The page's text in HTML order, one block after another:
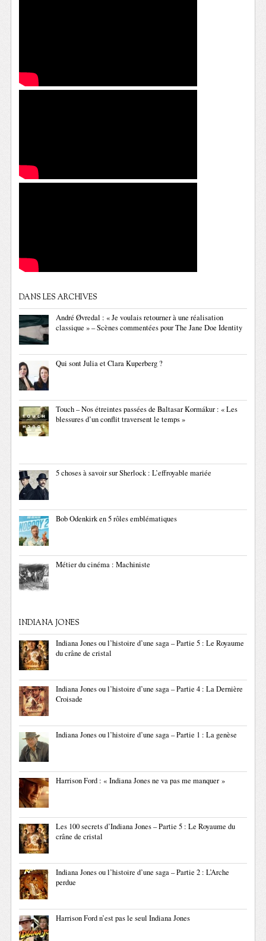
DANS LES ARCHIVES
André Øvredal : « Je voulais retourner à une réalisation
classique » – Scènes commentées pour The Jane Doe Identity
Qui sont Julia et Clara Kuperberg ?
Touch – Nos étreintes passées de Baltasar Kormákur : « Les
blessures d’un conflit traversent le temps »
5 choses à savoir sur Sherlock : L’effroyable mariée
Bob Odenkirk en 5 rôles emblématiques
Métier du cinéma : Machiniste
INDIANA JONES
Indiana Jones ou l’histoire d’une saga – Partie 5 : Le Royaume
du crâne de cristal
Indiana Jones ou l’histoire d’une saga – Partie 4 : La Dernière
Croisade
Indiana Jones ou l’histoire d’une saga – Partie 1 : La genèse
Harrison Ford : « Indiana Jones ne va pas me manquer »
Les 100 secrets d’Indiana Jones – Partie 5 : Le Royaume du
crâne de cristal
Indiana Jones ou l’histoire d’une saga – Partie 2 : L’Arche
perdue
Harrison Ford n’est pas le seul Indiana Jones